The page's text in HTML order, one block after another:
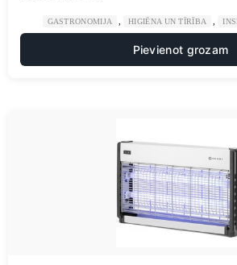
GASTRONOMIJA HIGIĒNA UN TĪRĪBA
Pievienot grozam